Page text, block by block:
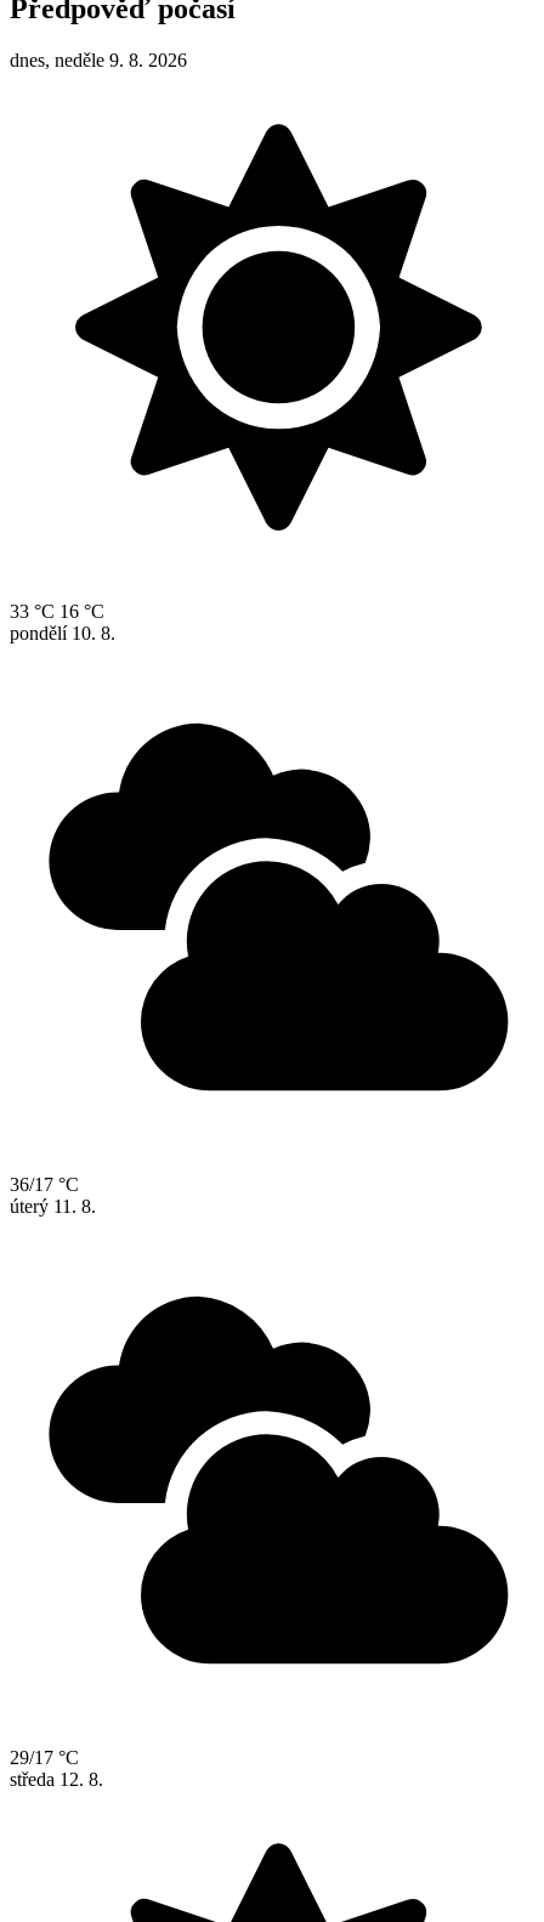
Předpověď počasí
dnes, neděle 9. 8. 2026
33 °C 16 °C
pondělí 10. 8.
36/17 °C
úterý 11. 8.
29/17 °C
středa 12. 8.